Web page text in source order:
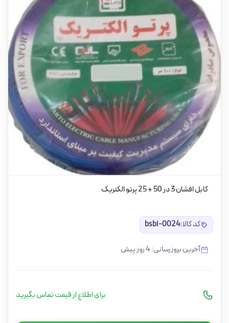
کابل افشان 3 در 50 + 25 پرتو الکتریک
کد کالا:bsbi-0024
آخرین بروزرسانی: 4 روز پیش
برای اطلاع از قیمت تماس بگیرید